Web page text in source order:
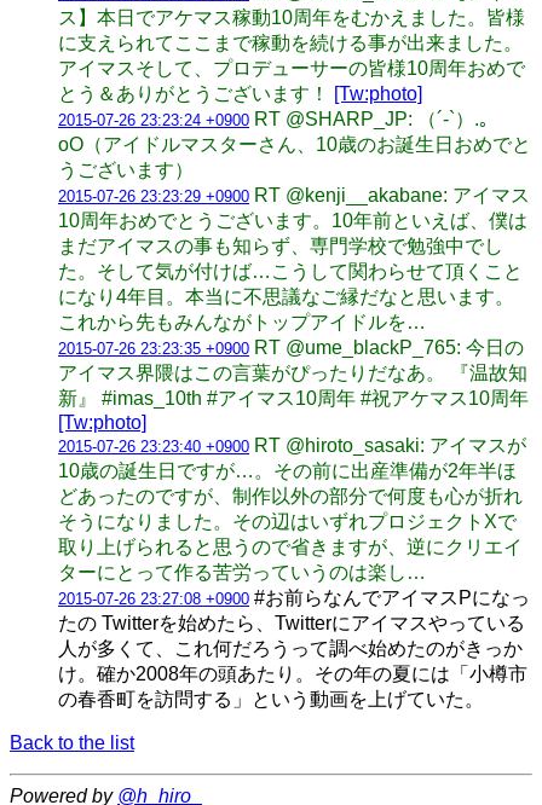
ス】本日でアケマス稼動10周年をむかえました。皆様
に支えられてここまで稼動を続ける事が出来ました。
アイマスそして、プロデューサーの皆様10周年おめで
とう＆ありがとうございます！
[Tw:photo]
2015-07-26 23:23:24 +0900 RT @SHARP_JP: （´-`）.｡
oO（アイドルマスターさん、10歳のお誕生日おめでと
うございます）
2015-07-26 23:23:29 +0900 RT @kenji__akabane: アイマス
10周年おめでとうございます。10年前といえば、僕は
まだアイマスの事も知らず、専門学校で勉強中でし
た。そして気が付けば…こうして関わらせて頂くこと
になり4年目。本当に不思議なご縁だなと思います。
これから先もみんながトップアイドルを…
2015-07-26 23:23:35 +0900 RT @ume_blackP_765: 今日の
アイマス界隈はこの言葉がぴったりだなあ。 『温故知
新』 #imas_10th #アイマス10周年 #祝アケマス10周年
[Tw:photo]
2015-07-26 23:23:40 +0900 RT @hiroto_sasaki: アイマスが
10歳の誕生日ですが…。その前に出産準備が2年半ほ
どあったのですが、制作以外の部分で何度も心が折れ
そうになりました。その辺はいずれプロジェクトXで
取り上げられると思うので省きますが、逆にクリエイ
ターにとって作る苦労っていうのは楽し…
2015-07-26 23:27:08 +0900 #お前らなんでアイマスPになっ
たの Twitterを始めたら、Twitterにアイマスやっている
人が多くて、これ何だろうって調べ始めたのがきっか
け。確か2008年の頭あたり。その年の夏には「小樽市
の春香町を訪問する」という動画を上げていた。
Back to the list
Powered by @h_hiro_